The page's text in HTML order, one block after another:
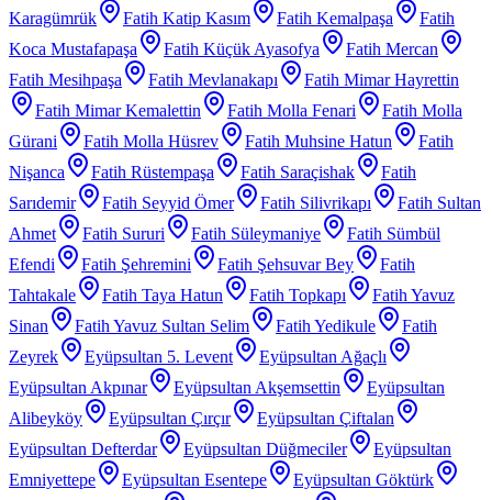
Karagümrük Fatih Katip Kasım Fatih Kemalpaşa
Fatih
Koca Mustafapaşa
Fatih Küçük Ayasofya
Fatih Mercan
Fatih Mesihpaşa
Fatih Mevlanakapı
Fatih Mimar Hayrettin
Fatih Mimar Kemalettin
Fatih Molla Fenari
Fatih Molla
Gürani
Fatih Molla Hüsrev Fatih Muhsine Hatun
Fatih
Nişanca
Fatih Rüstempaşa Fatih Saraçishak
Fatih
Sarıdemir
Fatih Seyyid Ömer Fatih Silivrikapı
Fatih Sultan
Ahmet
Fatih Sururi Fatih Süleymaniye
Fatih Sümbül
Efendi
Fatih Şehremini Fatih Şehsuvar Bey
Fatih
Tahtakale
Fatih Taya Hatun Fatih Topkapı
Fatih Yavuz
Sinan
Fatih Yavuz Sultan Selim Fatih Yedikule
Fatih
Zeyrek
Eyüpsultan 5. Levent
Eyüpsultan Ağaçlı
Eyüpsultan Akpınar
Eyüpsultan Akşemsettin
Eyüpsultan
Alibeyköy
Eyüpsultan Çırçır
Eyüpsultan Çiftalan
Eyüpsultan Defterdar
Eyüpsultan Düğmeciler
Eyüpsultan
Emniyettepe
Eyüpsultan Esentepe
Eyüpsultan Göktürk